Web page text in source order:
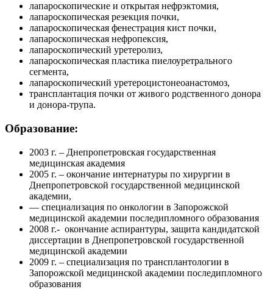
лапароскопические и открытая нефрэктомия,
лапароскопическая резекция почки,
лапароскопическая фенестрация кист почки,
лапароскопическая нефропексия,
лапароскопический уретеролиз,
лапароскопическая пластика пиелоуретрального
сегмента,
лапароскопический уретероцистонеоанастомоз,
трансплантация почки от живого родственного донора
и донора-трупа.
Образование:
2003 г. – Днепропетровская государственная
медицинская академия
2005 г. – окончание интернатуры по хирургии в
Днепропетровской государственной медицинской
академии,
— специализация по онкологии в Запорожской
медицинской академии последипломного образования
2008 г.- окончание аспирантуры, защита кандидатской
диссертации в Днепропетровской государственной
медицинской академии
2009 г. – специализация по трансплантологии в
Запорожской медицинской академии последипломного
образования